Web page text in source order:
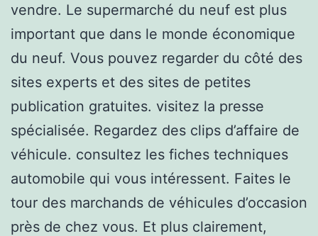
vendre. Le supermarché du neuf est plus
important que dans le monde économique
du neuf. Vous pouvez regarder du côté des
sites experts et des sites de petites
publication gratuites. visitez la presse
spécialisée. Regardez des clips d’affaire de
véhicule. consultez les fiches techniques
automobile qui vous intéressent. Faites le
tour des marchands de véhicules d’occasion
près de chez vous. Et plus clairement,